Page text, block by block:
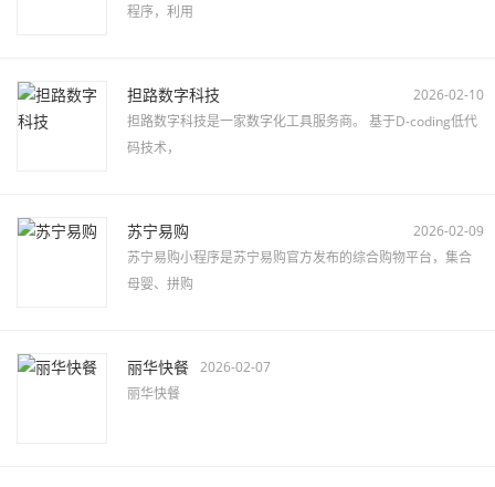
程序，利用
担路数字科技
2026-02-10
担路数字科技是一家数字化工具服务商。 基于D-coding低代
码技术，
苏宁易购
2026-02-09
苏宁易购小程序是苏宁易购官方发布的综合购物平台，集合
母婴、拼购
丽华快餐 2026-02-07
丽华快餐